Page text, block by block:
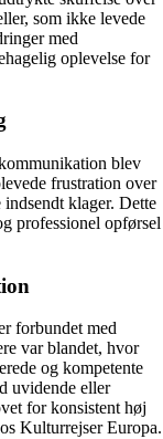
som ikke levede
med
oplevelse for
blev
frustration over
klager. Dette
professionel opførsel
forbundet med
var blandet, hvor
og kompetente
uvidende eller
for konsistent høj
Kulturrejser Europa.